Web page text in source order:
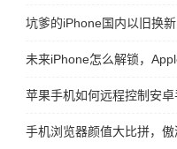
坑爹的iPhone国内以旧换新
未来iPhone怎么解锁，
苹果手机如何远程控制安卓
手机浏览器颜值大比拼，